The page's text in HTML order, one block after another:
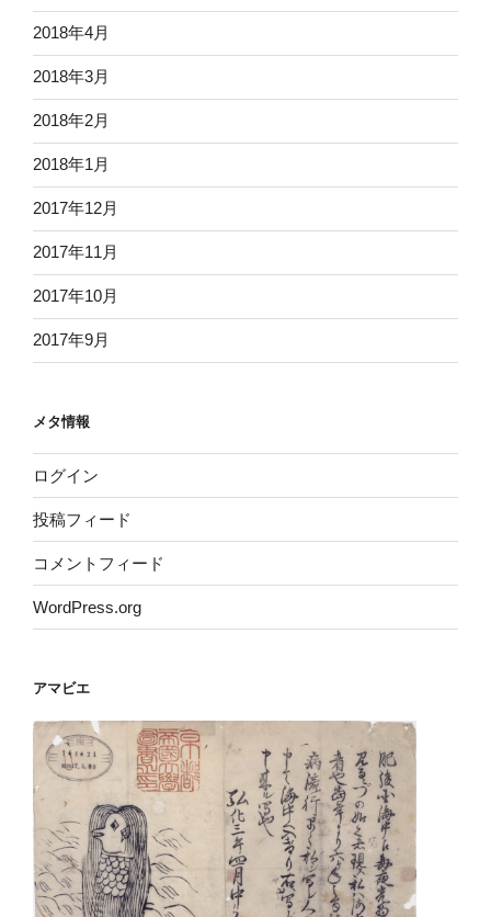
2018年4月
2018年3月
2018年2月
2018年1月
2017年12月
2017年11月
2017年10月
2017年9月
メタ情報
ログイン
投稿フィード
コメントフィード
WordPress.org
アマビエ